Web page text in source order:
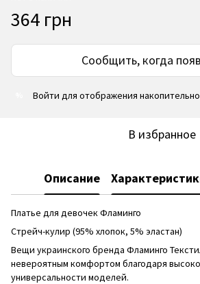
364 грн
Сообщить, когда
Войти для отображения
В избранное
Описание
Платье для девочек Фламинго
Стрейч-кулир (95% хлопок, 5% эластан)
Вещи украинского бренда Фламинго
невероятным комфортом благодаря
универсальности моделей.